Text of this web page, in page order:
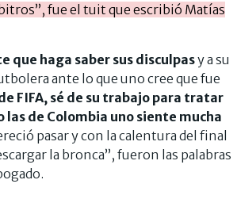
fue el tuit que escribió Matías
que haga saber sus disculpasy a su
ante lo que uno cree que fue
FIFA, sé de su trabajo para tratar
las de Colombia uno siente mucha
pasar y con la calentura del final
la bronca”, fueron las palabras